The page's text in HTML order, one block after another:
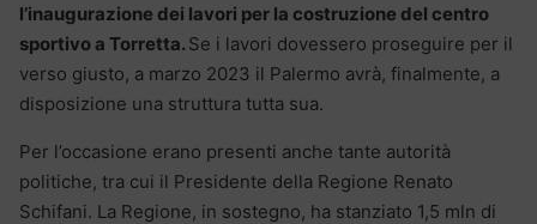
l’inaugurazione dei lavori per la costruzione del centro
sportivo a Torretta. Se i lavori dovessero proseguire per il
verso giusto, a marzo 2023 il Palermo avrà, finalmente, a
disposizione una struttura tutta sua.
Per l’occasione erano presenti anche tante autorità
politiche, tra cui il Presidente della Regione Renato
Schifani. La Regione, in sostegno, ha stanziato 1,5 mln di